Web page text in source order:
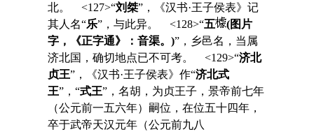
北。 <127>“刘桀”，《汉书·王子侯表》记
其人名“乐”，与此异。 <128>“五
(图片
字，《正字通》：音渠。)”，乡邑名，当属
济北国，确切地点已不可考。 <129>“济北
贞王”，《汉书·王子侯表》作“济北式
王”，“式王”，名胡，为贞王子，景帝前七年
（公元前一五六年）嗣位，在位五十四年，
卒于武帝天汉元年（公元前九八